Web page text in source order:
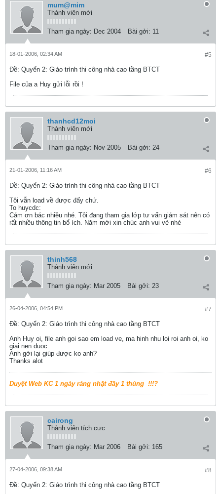
mum@mim
Thành viên mới
Tham gia ngày: Dec 2004 Bài gởi: 11
#5
18-01-2006, 02:34 AM
Ðề: Quyển 2: Giáo trình thi công nhà cao tầng BTCT
File của a Huy gửi lỗi rồi !
thanhcd12moi
Thành viên mới
Tham gia ngày: Nov 2005 Bài gởi: 24
#6
21-01-2006, 11:16 AM
Ðề: Quyển 2: Giáo trình thi công nhà cao tầng BTCT
Tôi vẫn load về được đấy chứ.
To huycdc:
Cám ơn bác nhiều nhé. Tôi đang tham gia lớp tư vấn giám sát nên có
rất nhiều thông tin bổ ích. Năm mới xin chúc anh vui vẻ nhé
thinh568
Thành viên mới
Tham gia ngày: Mar 2005 Bài gởi: 23
#7
26-04-2006, 04:54 PM
Ðề: Quyển 2: Giáo trình thi công nhà cao tầng BTCT
Anh Huy oi, file anh goi sao em load ve, ma hinh nhu loi roi anh oi, ko
giai nen duoc.
Anh gởi lại giúp được ko anh?
Thanks alot
Duyệt Web KC 1 ngày ráng nhặt đầy 1 thúng !!!?
cairong
Thành viên tích cực
Tham gia ngày: Mar 2006 Bài gởi: 165
#8
27-04-2006, 09:38 AM
Ðề: Quyển 2: Giáo trình thi công nhà cao tầng BTCT